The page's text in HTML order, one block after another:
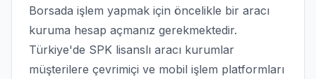
Borsada işlem yapmak için öncelikle bir aracı
kuruma hesap açmanız gerekmektedir.
Türkiye'de SPK lisanslı aracı kurumlar
müşterilere çevrimiçi ve mobil işlem platformları